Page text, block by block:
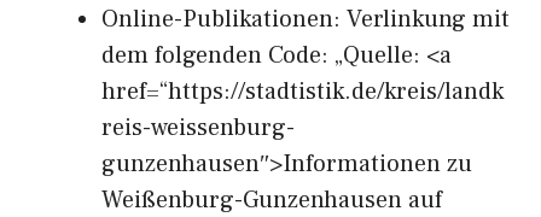
Online-Publikationen: Verlinkung mit
dem folgenden Code: „Quelle: <a
href=“https://stadtistik.de/kreis/landk
reis-weissenburg-
gunzenhausen″>Informationen zu
Weißenburg-Gunzenhausen auf